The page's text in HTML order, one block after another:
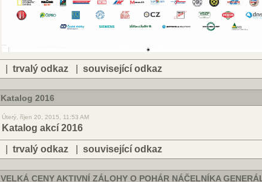
trvalý odkaz| související odkaz
Katalog 2016
Úterý, říjen 20, 2015, 11:53 AM
Katalog akcí 2016
trvalý odkaz| související odkaz
VELKÁ CENY AKTIVNÍ ZÁLOHY O POHÁR NÁČELNÍKA